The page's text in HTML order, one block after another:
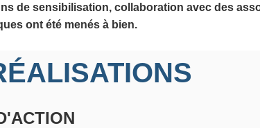
de sensibilisation, collaboration avec des
ont été menés à bien.